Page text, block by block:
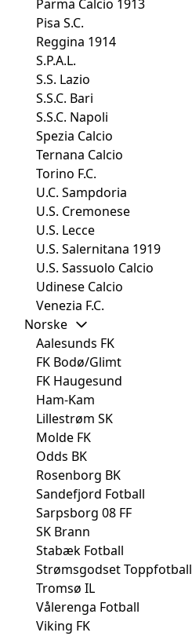
Parma Calcio 1913
Pisa S.C.
Reggina 1914
S.P.A.L.
S.S. Lazio
S.S.C. Bari
S.S.C. Napoli
Spezia Calcio
Ternana Calcio
Torino F.C.
U.C. Sampdoria
U.S. Cremonese
U.S. Lecce
U.S. Salernitana 1919
U.S. Sassuolo Calcio
Udinese Calcio
Venezia F.C.
Norske
Aalesunds FK
FK Bodø/Glimt
FK Haugesund
Ham-Kam
Lillestrøm SK
Molde FK
Odds BK
Rosenborg BK
Sandefjord Fotball
Sarpsborg 08 FF
SK Brann
Stabæk Fotball
Strømsgodset Toppfotball
Tromsø IL
Vålerenga Fotball
Viking FK